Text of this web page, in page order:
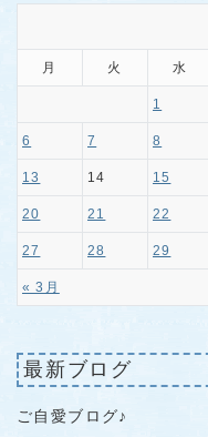
月 火 水
« 3月
1
6 7 8
13 14 15
20 21 22
27 28 29
最新ブログ
ご自愛ブログ♪